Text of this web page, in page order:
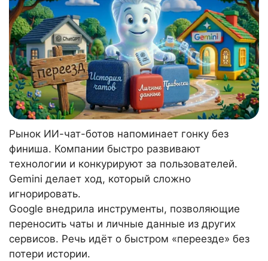
Рынок ИИ-чат-ботов напоминает гонку без
финиша. Компании быстро развивают
технологии и конкурируют за пользователей.
Gemini делает ход, который сложно
игнорировать.
Google внедрила инструменты, позволяющие
переносить чаты и личные данные из других
сервисов. Речь идёт о быстром «переезде» без
потери истории.